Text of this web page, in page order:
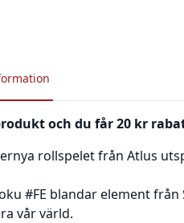
och du får 20 kr
rollspelet från Atlus
#FE blandar element
vår värld.